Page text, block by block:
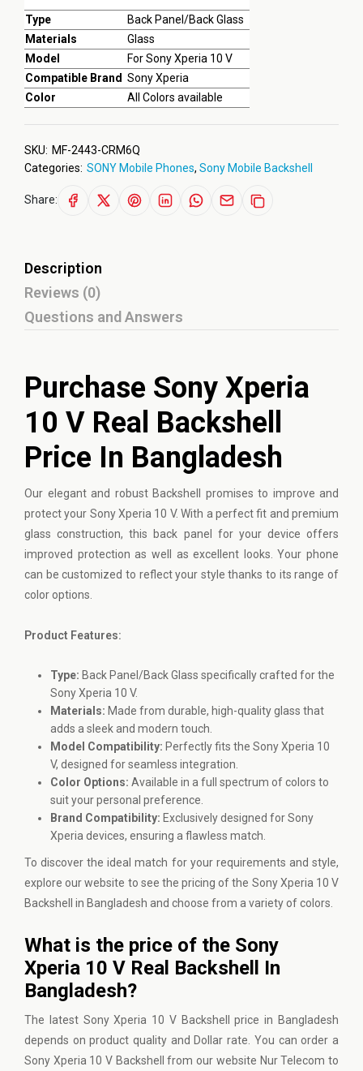
Type
Back Panel/Back Glass
Materials
Glass
Model
For Sony Xperia 10 V
Compatible Brand Sony Xperia
Color
All Colors available
SKU: MF-2443-CRM6Q
Categories: SONY Mobile Phones, Sony Mobile Backshell
Share:
Description
Reviews (0)
Questions and Answers
Purchase Sony Xperia
10 V Real Backshell
Price In Bangladesh
Our elegant and robust Backshell promises to improve and
protect your SonyXperia 10 V. With a perfect fit and premium
glass construction, this back panel for your device offers
improved protection as well as excellent looks. Your phone
can be customized to reflect your style thanks to its range of
color options.
Product Features:
Type: Back Panel/Back Glass specifically crafted for the
Sony Xperia 10 V.
Materials: Made from durable, high-quality glass that
adds a sleek and modern touch.
Model Compatibility: Perfectly fits the Sony Xperia 10
V, designed for seamless integration.
Color Options: Available in a full spectrum of colors to
suit your personal preference.
Brand Compatibility: Exclusively designed for Sony
Xperia devices, ensuring a flawless match.
To discover the ideal match for your requirements and style,
explore our website to see the pricing of the Sony Xperia 10 V
Backshell in Bangladesh and choose from a variety of colors.
What is the price of the Sony
Xperia 10 V Real Backshell In
Bangladesh?
The latest Sony Xperia 10 V Backshell price in Bangladesh
depends on product quality and Dollar rate. You can order a
Sony Xperia 10 V Backshell from our website Nur Telecom to